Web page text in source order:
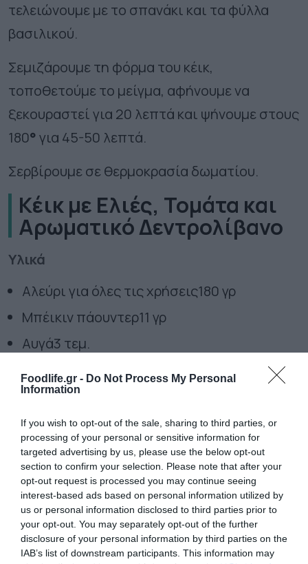
Foodlife.gr - Do Not Process My Personal
Information
If you wish to opt-out of the sale, sharing to third parties, or
processing of your personal or sensitive information for
targeted advertising by us, please use the below opt-out
section to confirm your selection. Please note that after your
opt-out request is processed you may continue seeing
interest-based ads based on personal information utilized by
us or personal information disclosed to third parties prior to
your opt-out. You may separately opt-out of the further
disclosure of your personal information by third parties on the
IAB’s list of downstream participants. This information may
τελειώνουμε με το σπανάκι και τα φύλλα
βασιλικού.
Σεμιζάρουμε τη φόρμα του κέικ,
τοποθετούμε το μείγμα, αφήνουμε να
ξεκουραστεί για 20 λεπτά και ψήνουμε στους
180°για 45-50 λεπτά.
Σερβίρουμε σε θερμοκρασία δωματίου.
Κέικ με Ελιές, Τομάτα και
Αρωματικό Δεντρολίβανο
Υλικά
Αλεύρι για όλες τις χρήσεις180 γρ
Μπέικιν πάουντερ11 γρ
Αυγά3 τεμ.
Γάλα60 γρ
Γραβιέρα
Αλάτι
Φρεσκοτριμμένο πιπέρι
Μαύρες Ελιές120 γρ
Τομάτα120 γρ
Δεντρολίβανο ψιλοκομμένο10 γρ
Ελαιόλαδο60 ml